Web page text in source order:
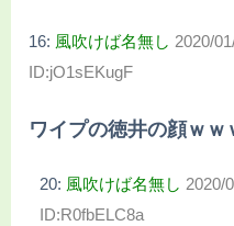
16: 風吹けば名無し 2020/
ID:jO1sEKugF
ワイプの徳井の顔ｗｗ
20: 風吹けば名無し 2020/
ID:R0fbELC8a